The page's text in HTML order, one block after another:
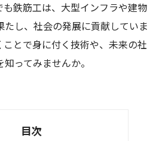
も鉄筋工は、大型インフラや建物
し、社会の発展に貢献していま
とで身に付く技術や、未来の社
ってみませんか。
目次